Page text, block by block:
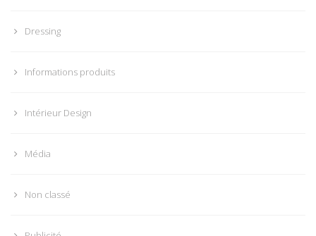
Dressing
Informations produits
Intérieur Design
Média
Non classé